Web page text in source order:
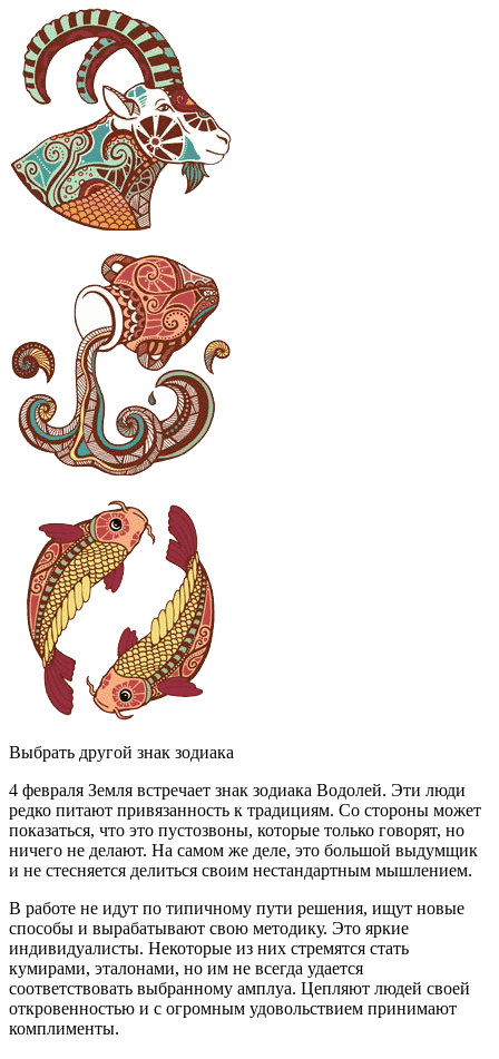
Выбрать другой знак зодиака
4 февраля Земля встречает знак зодиака Водолей. Эти люди
редко питают привязанность к традициям. Со стороны может
показаться, что это пустозвоны, которые только говорят, но
ничего не делают. На самом же деле, это большой выдумщик
и не стесняется делиться своим нестандартным мышлением.
В работе не идут по типичному пути решения, ищут новые
способы и вырабатывают свою методику. Это яркие
индивидуалисты. Некоторые из них стремятся стать
кумирами, эталонами, но им не всегда удается
соответствовать выбранному амплуа. Цепляют людей своей
откровенностью и с огромным удовольствием принимают
комплименты.